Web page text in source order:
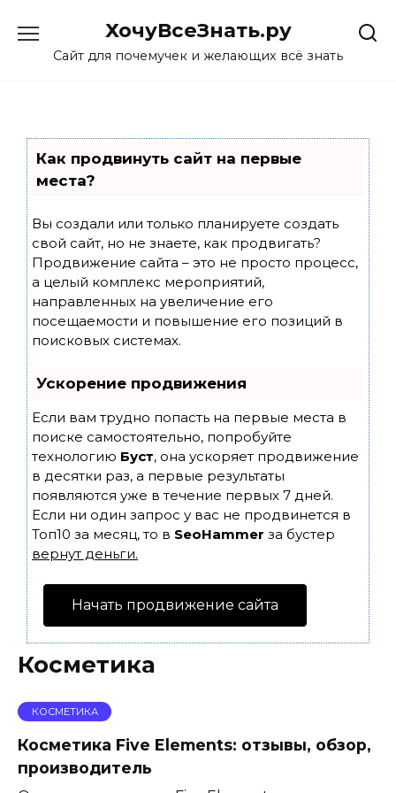
content
ХочуВсеЗнать.ру
Сайт для почемучек и желающих всё знать
Как продвинуть сайт на первые
места?
Вы создали или только планируете создать
свой сайт, но не знаете, как продвигать?
Продвижение сайта – это не просто процесс,
а целый комплекс мероприятий,
направленных на увеличение его
посещаемости и повышение его позиций в
поисковых системах.
Ускорение продвижения
Если вам трудно попасть на первые места в
поиске самостоятельно, попробуйте
технологию Буст, она ускоряет продвижение
в десятки раз, а первые результаты
появляются уже в течение первых 7 дней.
Если ни один запрос у вас не продвинется в
Топ10 за месяц, то в SeoHammer за бустер
вернут деньги.
Начать продвижение сайта
Косметика
КОСМЕТИКА
Косметика Five Elements: отзывы, обзор,
производитель